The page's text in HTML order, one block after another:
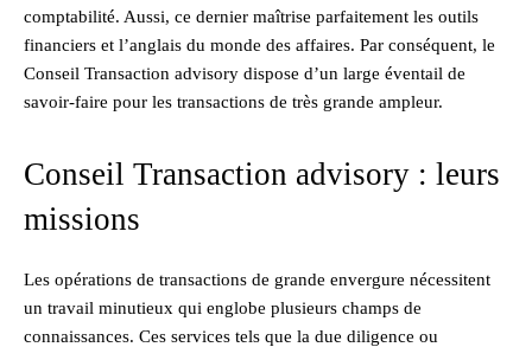
comptabilité. Aussi, ce dernier maîtrise parfaitement les outils
financiers et l’anglais du monde des affaires. Par conséquent, le
Conseil Transaction advisory dispose d’un large éventail de
savoir-faire pour les transactions de très grande ampleur.
Conseil Transaction advisory : leurs
missions
Les opérations de transactions de grande envergure nécessitent
un travail minutieux qui englobe plusieurs champs de
connaissances. Ces services tels que la due diligence ou